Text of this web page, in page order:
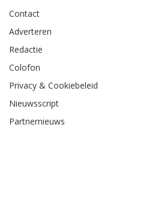
Contact
Adverteren
Redactie
Colofon
Privacy & Cookiebeleid
Nieuwsscript
Partnernieuws